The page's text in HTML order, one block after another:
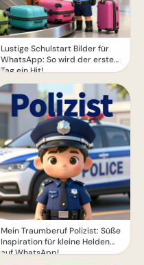
Lustige Schulstart Bilder für
WhatsApp: So wird der erste
Tag ein Hit!
Mein Traumberuf Polizist: Süße
Inspiration für kleine Helden
auf WhatsApp!